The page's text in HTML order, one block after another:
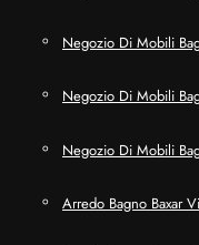
Negozio Di Mobili
Negozio Di Mobili
Negozio Di Mobili
Arredo Bagno Baxar